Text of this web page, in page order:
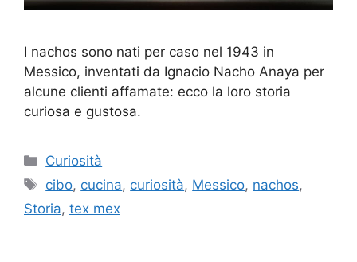
I nachos sono nati per caso nel 1943 in
Messico, inventati da Ignacio Nacho Anaya per
alcune clienti affamate: ecco la loro storia
curiosa e gustosa.
Categorie
Curiosità
Tag
cibo, cucina, curiosità, Messico, nachos,
Storia, tex mex